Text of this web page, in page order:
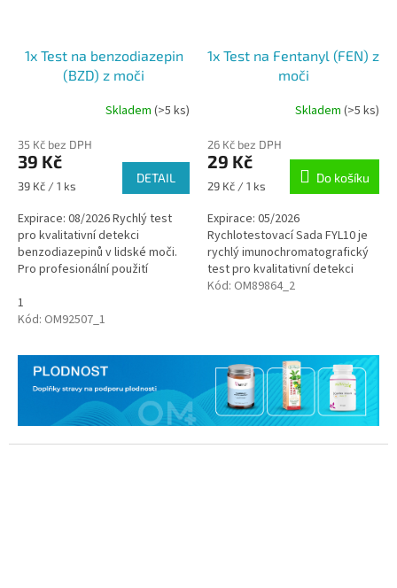
1x Test na benzodiazepin
(BZD) z moči
produktu
je
5,0
z
5
hvězdiček.
Skladem(>5 ks)
35 Kč bez DPH
39 Kč
Měrná
39 Kč / 1 ks
DETAIL
Expirace: 08/2026 Rychlý test
pro kvalitativní detekci
benzodiazepinů v lidské moči.
Pro profesionální použití
1
Kód: OM92507_1
1x Test na Fentanyl (FEN) z
moči
produktu
je
5,0
5
hvězdiček.
Skladem(>5 ks)
26 Kč bez DPH
29 Kč
Měrná
29 Kč / 1 ks
Do košíku
Expirace: 05/2026
Rychlotestovací Sada FYL10 je
rychlý imunochromatografický
test pro kvalitativní detekci
Norfentanylu, metabolitu
Kód: OM89864_2